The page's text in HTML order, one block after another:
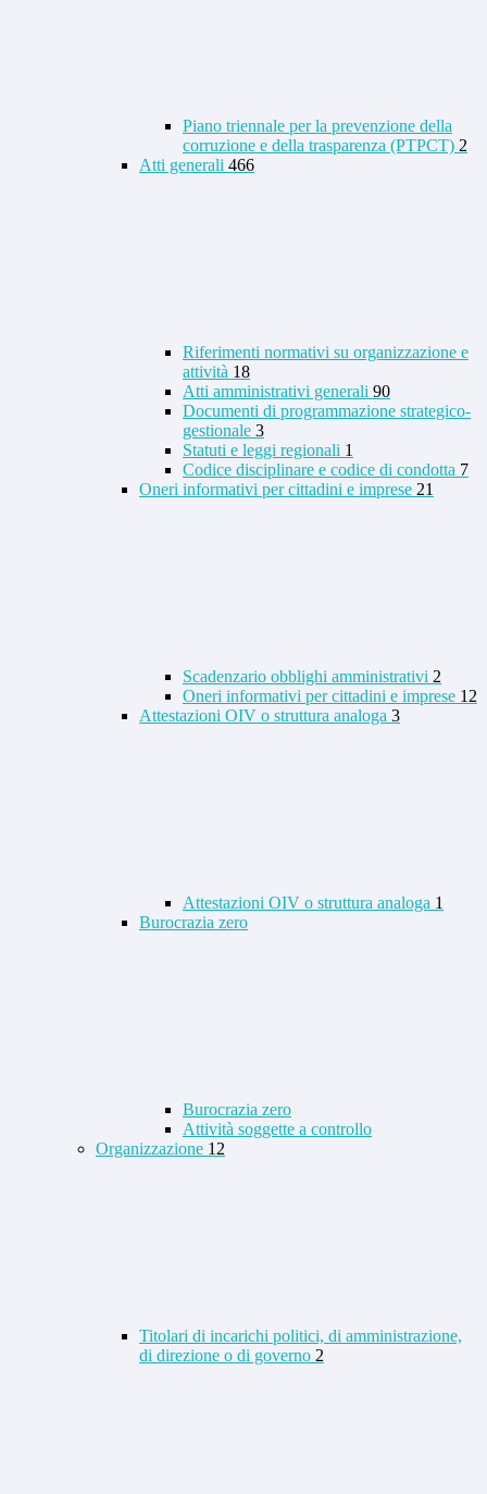
Piano triennale per la prevenzione della
corruzione e della trasparenza (PTPCT) 2
Atti generali 466
Riferimenti normativi su organizzazione e
attività 18
Atti amministrativi generali 90
Documenti di programmazione strategico-
gestionale 3
Statuti e leggi regionali 1
Codice disciplinare e codice di condotta 7
Oneri informativi per cittadini e imprese 21
Scadenzario obblighi amministrativi 2
Oneri informativi per cittadini e imprese 12
Attestazioni OIV o struttura analoga 3
Attestazioni OIV o struttura analoga 1
Burocrazia zero
Burocrazia zero
Attività soggette a controllo
Organizzazione 12
Titolari di incarichi politici, di amministrazione,
di direzione o di governo 2